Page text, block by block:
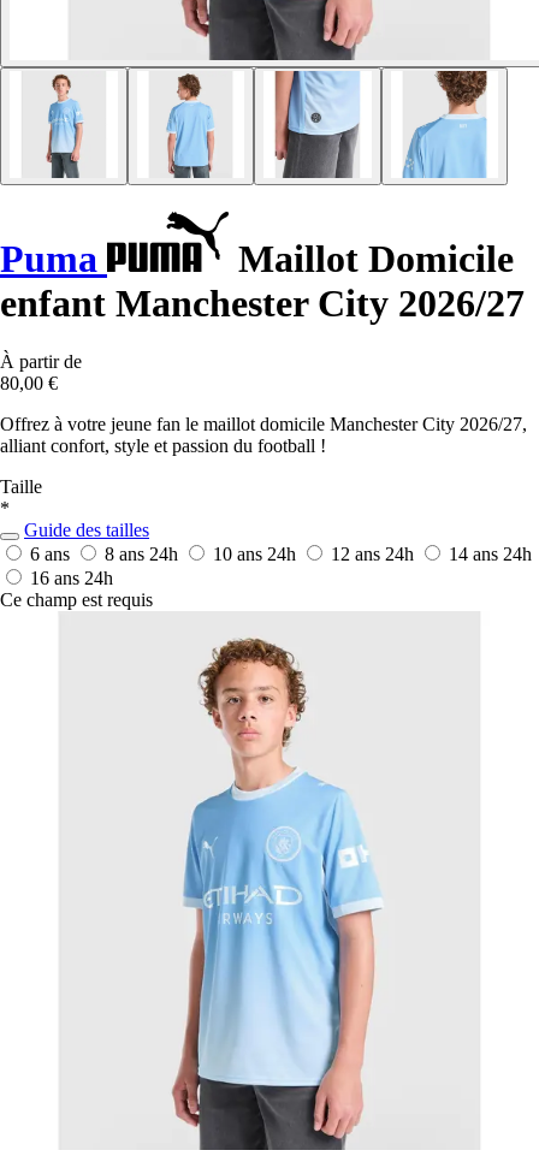
Puma
Maillot Domicile
enfant Manchester City 2026/27
À partir de
80,00 €
Offrez à votre jeune fan le maillot domicile Manchester City 2026/27,
alliant confort, style et passion du football !
Taille
*
Guide des tailles
6 ans
8 ans 24h 10 ans 24h 12 ans 24h 14 ans 24h
16 ans 24h
Ce champ est requis